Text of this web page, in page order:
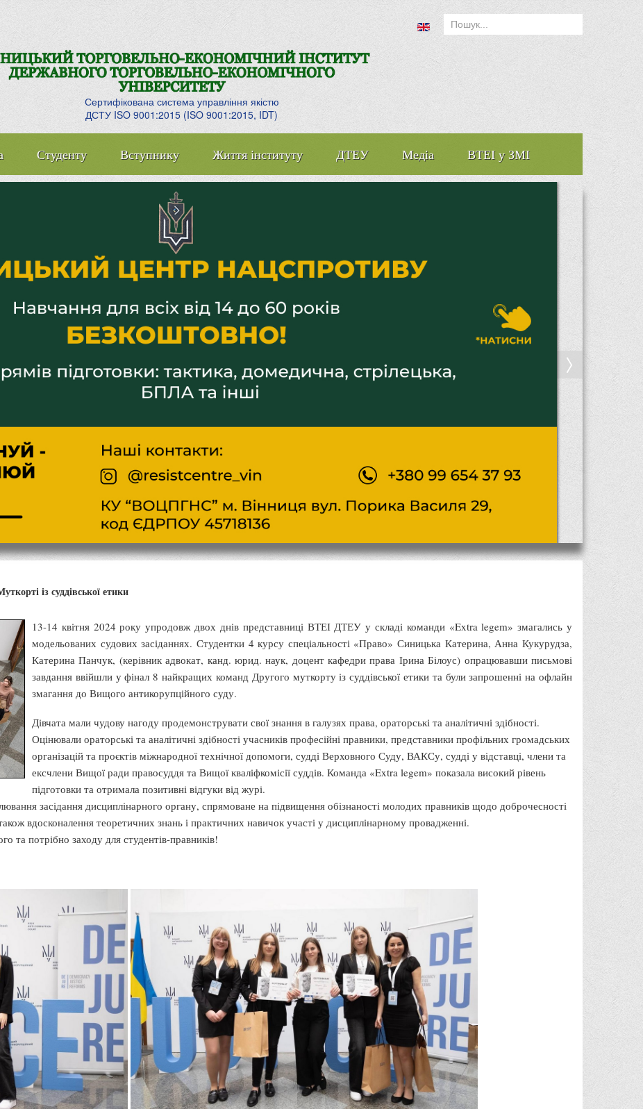
Сертифікована система управління якістю
ДСТУ ISO 9001:2015 (ISO 9001:2015, IDT)
Студенту Вступнику Життя інституту ДТЕУ Медіа ВТЕІ у ЗМІ
із суддівської етики
13-14 квітня 2024 року упродовж двох днів представниці ВТЕІ ДТЕУ у складі команди «Extra legem» змагались у
модельованих судових засіданнях. Студентки 4 курсу спеціальності «Право» Синицька Катерина, Анна Кукурудза,
Катерина Панчук, (керівник адвокат, канд. юрид. наук, доцент кафедри права Ірина Білоус) опрацювавши письмові
завдання ввійшли у фінал 8 найкращих команд Другого муткорту із суддівської етики та були запрошенні на офлайн
змагання до Вищого антикорупційного суду.
Дівчата мали чудову нагоду продемонструвати свої знання в галузях права, ораторські та аналітичні здібності.
Оцінювали ораторські та аналітичні здібності учасників професійні правники, представники профільних громадських
організацій та проєктів міжнародної технічної допомоги, судді Верховного Суду, ВАКСу, судді у відставці, члени та
ексчлени Вищої ради правосуддя та Вищої кваліфкомісії суддів. Команда «Extra legem» показала високий рівень
підготовки та отримала позитивні відгуки від журі.
засідання дисциплінарного органу, спрямоване на підвищення обізнаності молодих правників щодо доброчесності
вдосконалення теоретичних знань і практичних навичок участі у дисциплінарному провадженні.
та потрібно заходу для студентів-правників!